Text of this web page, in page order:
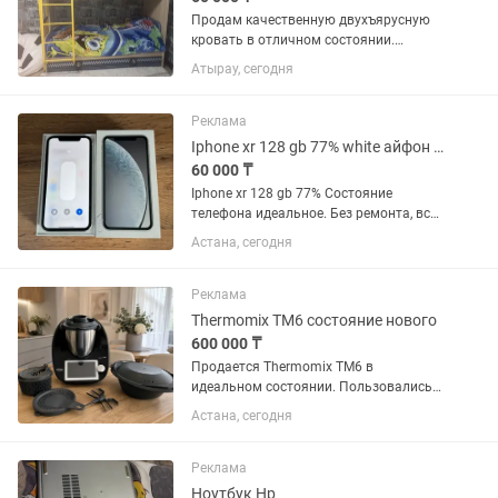
Продам качественную двухъярусную
кровать в отличном состоянии.
Использовалась аккуратно, без сколов,
трещин и повреждений. Кровать
В комплекте 2 матраса. ✅ Внизу...
Атырау, сегодня
Реклама
Iphone xr 128 gb 77% white айфон хр 128
60 000 ₸
Iphone xr 128 gb 77% Состояние
телефона идеальное. Без ремонта, все
в оригинале. Скол и трещин нет, для
своих лет очень хорошо сохранился. В
Астана, сегодня
Реклама
Thermomix TM6 состояние нового
600 000 ₸
Продается Thermomix TM6 в
идеальном состоянии. Пользовались
очень редко, поэтому прибор
практически как новый. Полностью
дефектов. В комплекте: Thermomix
TM6...
Астана, сегодня
Реклама
Ноутбук Hp